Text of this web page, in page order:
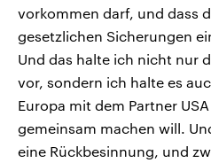
vorkommen darf, und dass
gesetzlichen Sicherungen
Und das halte ich nicht nur
vor, sondern ich halte es
Europa mit dem Partner
gemeinsam machen will.
eine Rückbesinnung, und